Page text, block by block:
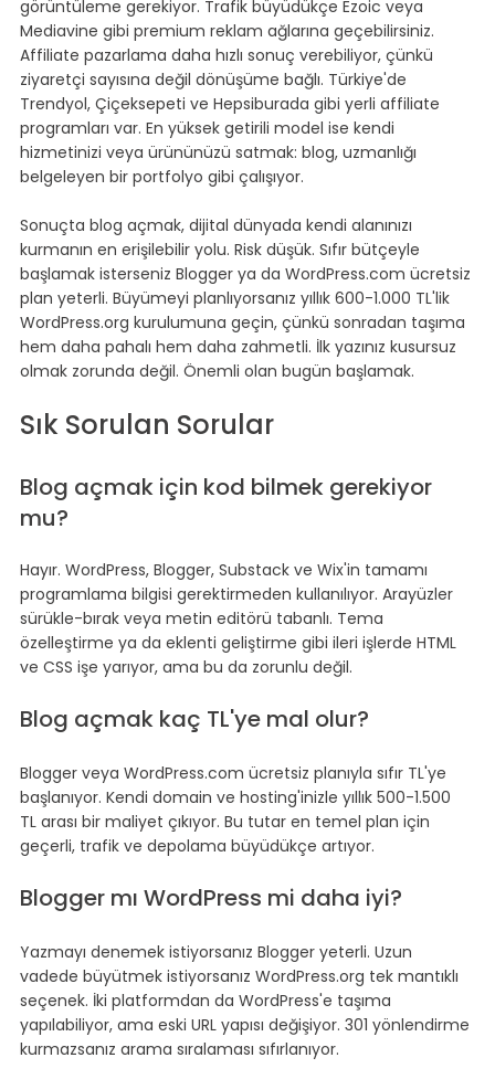
görüntüleme gerekiyor. Trafik büyüdükçe Ezoic veya
Mediavine gibi premium reklam ağlarına geçebilirsiniz.
Affiliate pazarlama daha hızlı sonuç verebiliyor, çünkü
ziyaretçi sayısına değil dönüşüme bağlı. Türkiye'de
Trendyol, Çiçeksepeti ve Hepsiburada gibi yerli affiliate
programları var. En yüksek getirili model ise kendi
hizmetinizi veya ürününüzü satmak: blog, uzmanlığı
belgeleyen bir portfolyo gibi çalışıyor.
Sonuçta blog açmak, dijital dünyada kendi alanınızı
kurmanın en erişilebilir yolu. Risk düşük. Sıfır bütçeyle
başlamak isterseniz Blogger ya da WordPress.com ücretsiz
plan yeterli. Büyümeyi planlıyorsanız yıllık 600-1.000 TL'lik
WordPress.org kurulumuna geçin, çünkü sonradan taşıma
hem daha pahalı hem daha zahmetli. İlk yazınız kusursuz
olmak zorunda değil. Önemli olan bugün başlamak.
Sık Sorulan Sorular
Blog açmak için kod bilmek gerekiyor
mu?
Hayır. WordPress, Blogger, Substack ve Wix'in tamamı
programlama bilgisi gerektirmeden kullanılıyor. Arayüzler
sürükle-bırak veya metin editörü tabanlı. Tema
özelleştirme ya da eklenti geliştirme gibi ileri işlerde HTML
ve CSS işe yarıyor, ama bu da zorunlu değil.
Blog açmak kaç TL'ye mal olur?
Blogger veya WordPress.com ücretsiz planıyla sıfır TL'ye
başlanıyor. Kendi domain ve hosting'inizle yıllık 500-1.500
TL arası bir maliyet çıkıyor. Bu tutar en temel plan için
geçerli, trafik ve depolama büyüdükçe artıyor.
Blogger mı WordPress mi daha iyi?
Yazmayı denemek istiyorsanız Blogger yeterli. Uzun
vadede büyütmek istiyorsanız WordPress.org tek mantıklı
seçenek. İki platformdan da WordPress'e taşıma
yapılabiliyor, ama eski URL yapısı değişiyor. 301 yönlendirme
kurmazsanız arama sıralaması sıfırlanıyor.